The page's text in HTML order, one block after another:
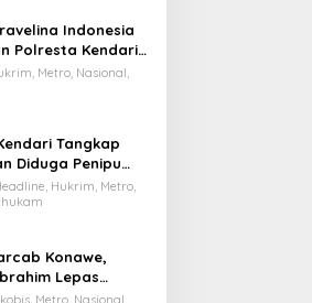
Indonesia
Polresta Kendari,
Jemaah
Babak Baru
Metro, Nasional,
Tangkap
Diduga Penipu
Rugi Rp588,1
Hukrim, Metro,
Konawe,
Lepas
Jamnas XII 2026
Metro, Nasional,